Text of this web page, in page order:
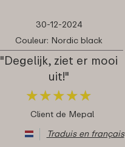
30-12-2024
Couleur: Nordic black
"Degelijk, ziet er mooi
uit!"
★★★★★
★★★★★
Client de Mepal
Traduis en français